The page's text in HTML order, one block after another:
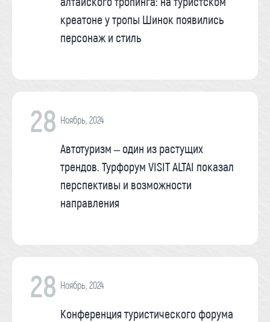
креатоне у тропы Шинок появились
персонаж и стиль
28 Ноябрь, 2024
Автотуризм – один из растущих
трендов. Турфорум VISIT ALTAI показал
перспективы и возможности
направления
28 Ноябрь, 2024
Конференция туристического форума